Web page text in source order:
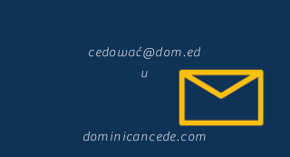
cedować@dom.ed
u
dominicancede.com